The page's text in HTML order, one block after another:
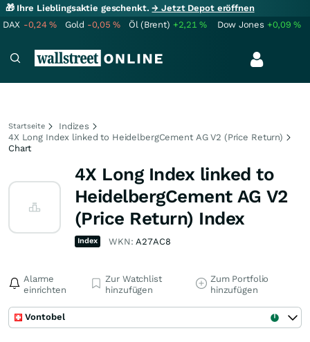
🎁 Ihre Lieblingsaktie geschenkt.→ Jetzt Depot eröffnen
DAX -0,24% Gold -0,05% Öl (Brent) +2,21% Dow Jones +0,09%
Startseite
Indizes
4X Long Index linked to HeidelbergCement AG V2 (Price Return)
Chart
4X Long Index linked to
HeidelbergCement AG V2
(Price Return) Index
Index WKN:A27AC8
Alarme
einrichten
Zur Watchlist
hinzufügen
Zum Portfolio
hinzufügen
Vontobel